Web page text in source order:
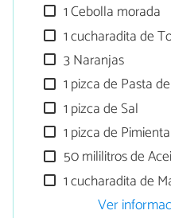
1 Cebolla morada
1 cucharadita de
3 Naranjas
1 pizca de Pasta
1 pizca de Sal
1 pizca de
50 mililitros de
1 cucharadita de
Ver